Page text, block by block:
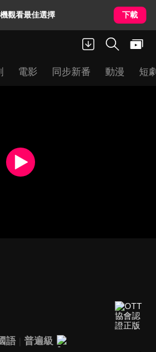
觀看最佳選擇 下載
電影 同步新番 動漫 短
語
普遍級